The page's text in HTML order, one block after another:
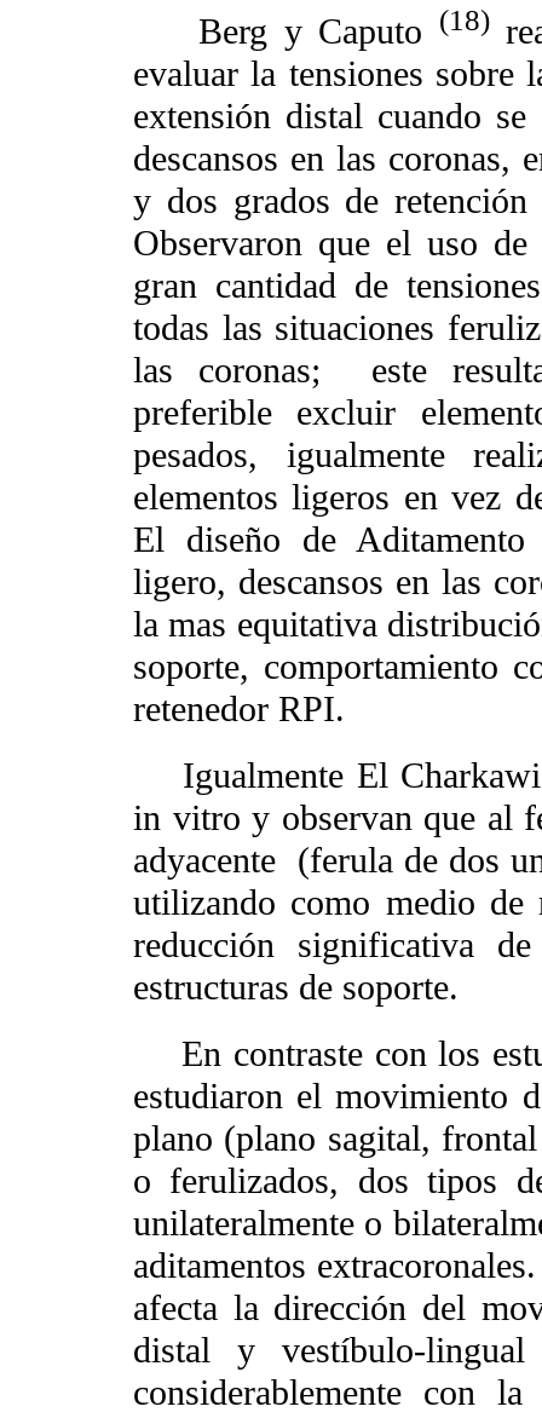
Berg y Caputo (18)
evaluar la tensiones sobre
extensión distal cuando
descansos en las
y dos grados de
Observaron que el uso de
gran cantidad de
todas las situaciones
las coronas;
este
preferible excluir
pesados, igualmente
elementos ligeros en vez
El diseño de
ligero, descansos en las
la mas equitativa
soporte, comportamiento
retenedor RPI.
Igualmente El
in vitro y observan que al
adyacente (ferula de dos
utilizando como medio
reducción significativa
estructuras de soporte.
En contraste con los
estudiaron el movimiento
plano (plano sagital,
o ferulizados, dos tipos
unilateralmente o
aditamentos extracoronales.
afecta la dirección del
distal y vestíbulo-
considerablemente con la